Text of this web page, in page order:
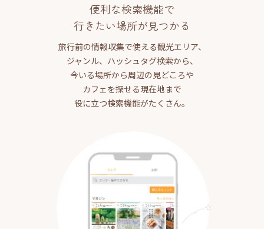
便利な検索機能で
行きたい場所が見つかる
旅行前の情報収集で使える観光エリア、
ジャンル、ハッシュタグ検索から、
今いる場所から周辺の見どころや
カフェを探せる現在地まで
役に立つ検索機能がたくさん。